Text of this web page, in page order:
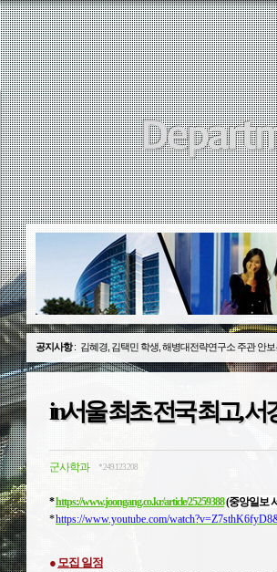
공지사항: 김혜경, 김택민 학생, 해병대전략연구소 주관 안보
in서울 최초 전국 최고, 서
군사학과 *.249.123.208
*https://www.joongang.co.kr/article/25259388(중앙일보
*https://www.youtube.com/
● 모집 일정